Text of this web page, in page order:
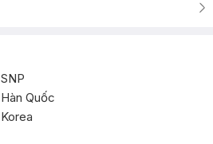
SNP
Hàn Quốc
Korea